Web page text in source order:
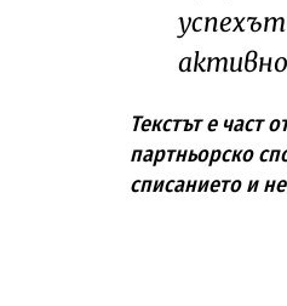
Текстът е част
партньорско
списанието и